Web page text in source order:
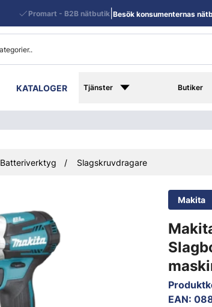
KATALOGER Tjänster Butiker
Promart - B2B nätbutik Besök konsumenternas
Batteriverktyg Slagskruvdragare
Makita
EAN: